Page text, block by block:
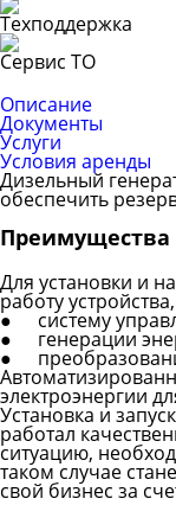
Техподдержка
Сервис ТО
Описание
Документы
Услуги
Условия аренды
Дизельный
обеспечить
Преимущества
Для установки и
работу
● систему
● генерации
●
электроэнергии
Установка и
работал
ситуацию,
таком случае
свой бизнес за